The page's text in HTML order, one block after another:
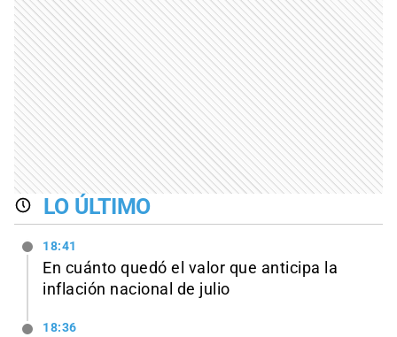
LO ÚLTIMO
18:41
En cuánto quedó el valor que anticipa la
inflación nacional de julio
18:36